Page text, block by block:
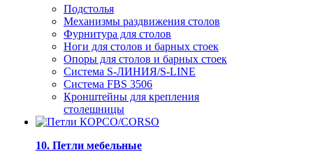
Подстолья
Механизмы раздвижения столов
Фурнитура для столов
Ноги для столов и барных стоек
Опоры для столов и барных стоек
Система S-ЛИНИЯ/S-LINE
Система FBS 3506
Кронштейны для крепления
столешницы
10. Петли мебельные